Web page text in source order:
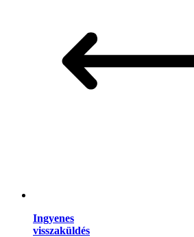
Ingyenes
visszaküldés